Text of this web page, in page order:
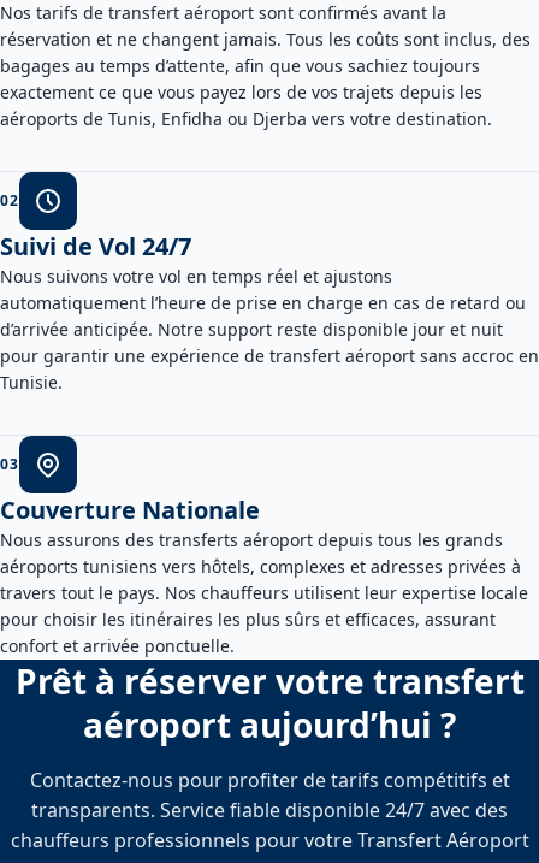
Nos tarifs de transfert aéroport sont confirmés avant la
réservation et ne changent jamais. Tous les coûts sont inclus, des
bagages au temps d’attente, afin que vous sachiez toujours
exactement ce que vous payez lors de vos trajets depuis les
aéroports de Tunis, Enfidha ou Djerba vers votre destination.
02
Suivi de Vol 24/7
Nous suivons votre vol en temps réel et ajustons
automatiquement l’heure de prise en charge en cas de retard ou
d’arrivée anticipée. Notre support reste disponible jour et nuit
pour garantir une expérience de transfert aéroport sans accroc en
Tunisie.
03
Couverture Nationale
Nous assurons des transferts aéroport depuis tous les grands
aéroports tunisiens vers hôtels, complexes et adresses privées à
travers tout le pays. Nos chauffeurs utilisent leur expertise locale
pour choisir les itinéraires les plus sûrs et efficaces, assurant
confort et arrivée ponctuelle.
Prêt à réserver votre transfert
aéroport aujourd’hui ?
Contactez-nous pour profiter de tarifs compétitifs et
transparents. Service fiable disponible 24/7 avec des
chauffeurs professionnels pour votre Transfert Aéroport